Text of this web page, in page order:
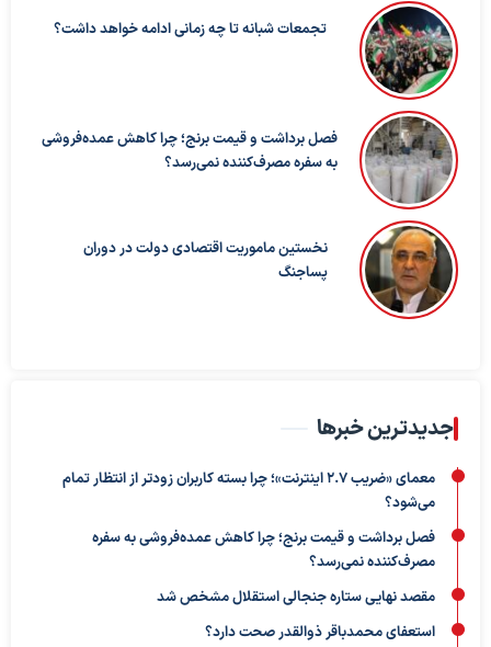
تجمعات شبانه تا چه زمانی ادامه خواهد داشت؟
فصل برداشت و قیمت برنج؛ چرا کاهش عمده‌فروشی
به سفره مصرف‌کننده نمی‌رسد؟
نخستین ماموریت اقتصادی دولت در دوران
پساجنگ
جدیدترین خبرها
معمای «ضریب ۲.۷ اینترنت»؛ چرا بسته کاربران زودتر از انتظار تمام
می‌شود؟
فصل برداشت و قیمت برنج؛ چرا کاهش عمده‌فروشی به سفره
مصرف‌کننده نمی‌رسد؟
مقصد نهایی ستاره جنجالی استقلال مشخص شد
استعفای محمدباقر ذوالقدر صحت دارد؟